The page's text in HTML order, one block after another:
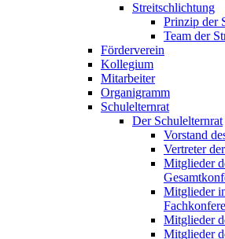
Streitschlichtung
Prinzip der
Team der
Förderverein
Kollegium
Mitarbeiter
Organigramm
Schulelternrat
Der Schulelternrat
Vorstand
Vertreter
Mitglieder
Mitglieder
Mitglieder
Mitglieder